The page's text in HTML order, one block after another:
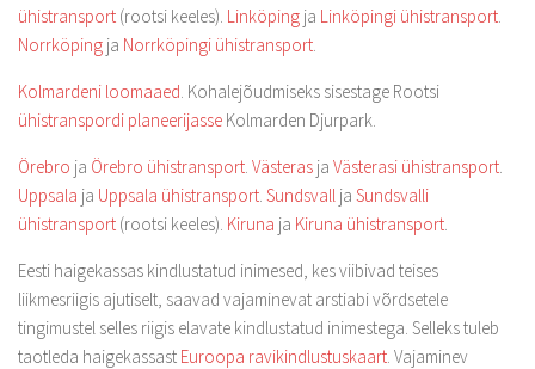
ühistransport (rootsi keeles). Linköping ja Linköpingi ühistransport.
Norrköping ja Norrköpingi ühistransport.
Kolmardeni loomaaed. Kohalejõudmiseks sisestage Rootsi
ühistranspordi planeerijasse Kolmarden Djurpark.
Örebro ja Örebro ühistransport. Västeras ja Västerasi ühistransport.
Uppsala ja Uppsala ühistransport. Sundsvall ja Sundsvalli
ühistransport (rootsi keeles). Kiruna ja Kiruna ühistransport.
Eesti haigekassas kindlustatud inimesed, kes viibivad teises
liikmesriigis ajutiselt, saavad vajaminevat arstiabi võrdsetele
tingimustel selles riigis elavate kindlustatud inimestega. Selleks tuleb
taotleda haigekassast Euroopa ravikindlustuskaart. Vajaminev